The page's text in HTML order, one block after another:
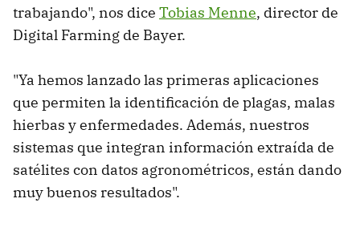
trabajando", nos dice Tobias Menne, director de
Digital Farming de Bayer.
"Ya hemos lanzado las primeras aplicaciones
que permiten la identificación de plagas, malas
hierbas y enfermedades. Además, nuestros
sistemas que integran información extraída de
satélites con datos agronométricos, están dando
muy buenos resultados".